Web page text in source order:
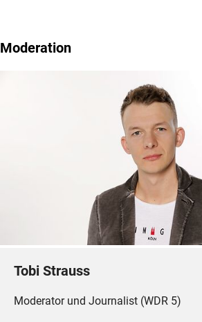
Moderation
Tobi Strauss
Moderator und Journalist (WDR 5)